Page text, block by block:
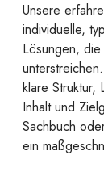
Unsere
individuelle,
Lösungen,
klare Struktur,
Inhalt und
Sachbuch
ein